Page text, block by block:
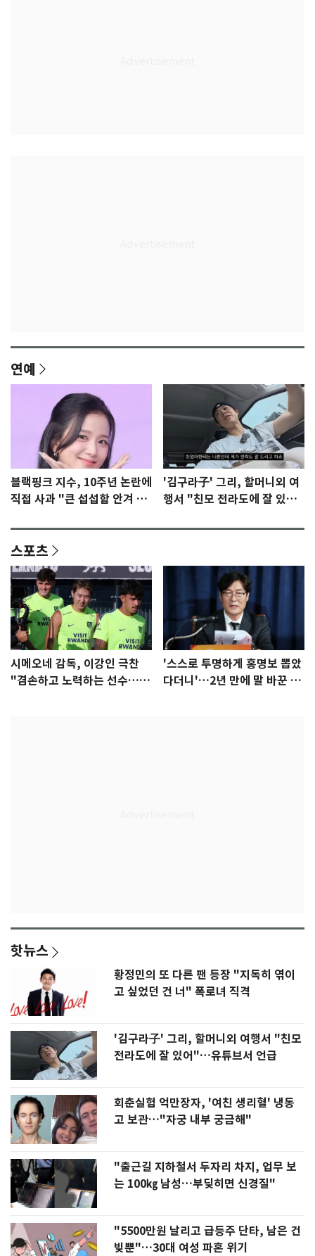
연예
블랙핑크 지수, 10주년 논란에
직접 사과 "큰 섭섭함 안겨 미
'김구라子' 그리, 할머니외 여
행서 "친모 전라도에 잘 있
스포츠
시메오네 감독, 이강인 극찬
"겸손하고 노력하는 선수…좋
'스스로 투명하게 홍명보 뽑았
다더니'…2년 만에 말 바꾼 이
핫뉴스
황정민의 또 다른 팬 등장 "지독히 엮이
고 싶었던 건 너" 폭로녀 직격
'김구라子' 그리, 할머니외 여행서 "친모
전라도에 잘 있어"…유튜브서 언급
회춘실험 억만장자, '여친 생리혈' 냉동
고 보관…"자궁 내부 궁금해"
"출근길 지하철서 두자리 차지, 업무 보
는 100㎏ 남성…부딪히면 신경질"
"5500만원 날리고 급등주 단타, 남은 건
빚뿐"…30대 여성 파혼 위기